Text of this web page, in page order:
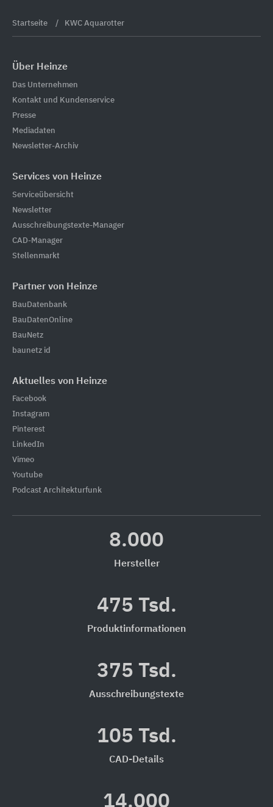
Startseite KWC Aquarotter
Über Heinze
Das Unternehmen
Kontakt und Kundenservice
Presse
Mediadaten
Newsletter-Archiv
Services von Heinze
Serviceübersicht
Newsletter
Ausschreibungstexte-Manager
CAD-Manager
Stellenmarkt
Partner von Heinze
BauDatenbank
BauDatenOnline
BauNetz
baunetz id
Aktuelles von Heinze
Facebook
Instagram
Pinterest
LinkedIn
Vimeo
Youtube
Podcast Architekturfunk
8.000
Hersteller
475 Tsd.
Produktinformationen
375 Tsd.
Ausschreibungstexte
105 Tsd.
CAD-Details
14.000